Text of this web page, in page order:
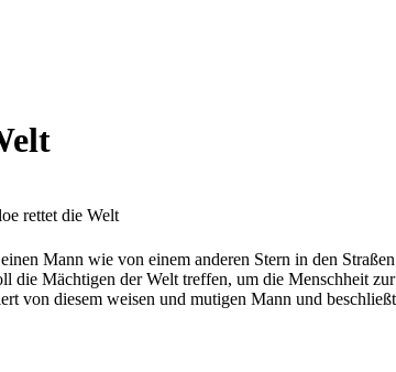
rettet die Welt
Mann wie von einem anderen Stern in den
die Mächtigen der Welt treffen, um die Menschheit
von diesem weisen und mutigen Mann und